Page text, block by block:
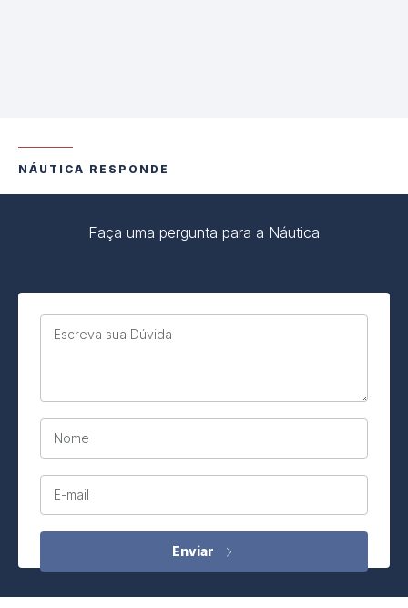
NÁUTICA RESPONDE
Faça uma pergunta para a Náutica
Escreva sua Dúvida
Nome
E-mail